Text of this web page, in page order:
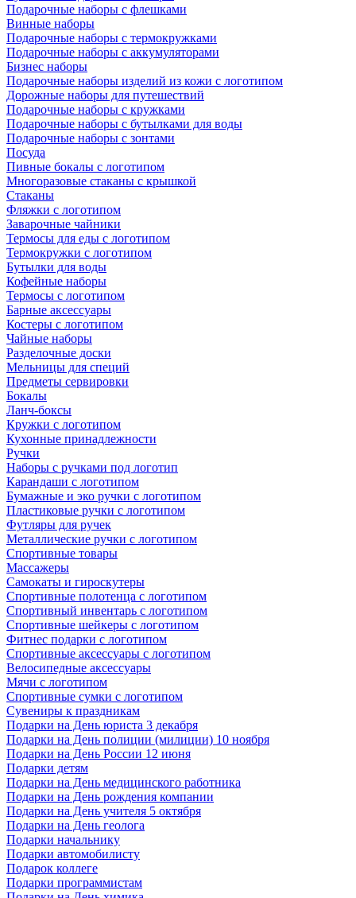
Подарочные наборы с флешками
Винные наборы
Подарочные наборы с термокружками
Подарочные наборы с аккумуляторами
Бизнес наборы
Подарочные наборы изделий из кожи с логотипом
Дорожные наборы для путешествий
Подарочные наборы с кружками
Подарочные наборы с бутылками для воды
Подарочные наборы с зонтами
Посуда
Пивные бокалы с логотипом
Многоразовые стаканы с крышкой
Стаканы
Фляжки с логотипом
Заварочные чайники
Термосы для еды с логотипом
Термокружки с логотипом
Бутылки для воды
Кофейные наборы
Термосы с логотипом
Барные аксессуары
Костеры с логотипом
Чайные наборы
Разделочные доски
Мельницы для специй
Предметы сервировки
Бокалы
Ланч-боксы
Кружки с логотипом
Кухонные принадлежности
Ручки
Наборы с ручками под логотип
Карандаши с логотипом
Бумажные и эко ручки с логотипом
Пластиковые ручки с логотипом
Футляры для ручек
Металлические ручки с логотипом
Спортивные товары
Массажеры
Самокаты и гироскутеры
Спортивные полотенца с логотипом
Спортивный инвентарь с логотипом
Спортивные шейкеры с логотипом
Фитнес подарки с логотипом
Спортивные аксессуары с логотипом
Велосипедные аксессуары
Мячи с логотипом
Спортивные сумки с логотипом
Сувениры к праздникам
Подарки на День юриста 3 декабря
Подарки на День полиции (милиции) 10 ноября
Подарки на День России 12 июня
Подарки детям
Подарки на День медицинского работника
Подарки на День рождения компании
Подарки на День учителя 5 октября
Подарки на День геолога
Подарки начальнику
Подарки автомобилисту
Подарок коллеге
Подарки программистам